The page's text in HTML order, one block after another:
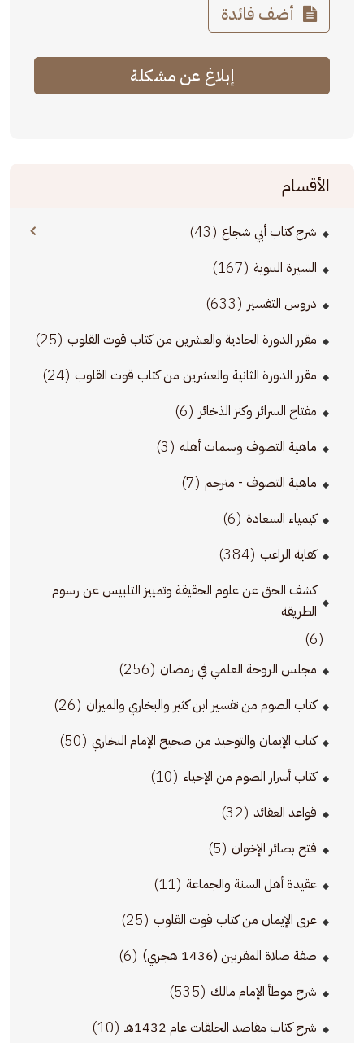
أضف فائدة
إبلاغ عن مشكلة
الأقسام
شرح كتاب أبي شجاع (43)
السيرة النبوية (167)
دروس التفسير (633)
مقرر الدورة الحادية والعشرين من كتاب قوت القلوب (25)
مقرر الدورة الثانية والعشرين من كتاب قوت القلوب (24)
مفتاح السرائر وكنز الذخائر (6)
ماهية التصوف وسمات أهله (3)
ماهية التصوف - مترجم (7)
كيمياء السعادة (6)
كفاية الراغب (384)
كشف الحق عن علوم الحقيقة وتمييز التلبيس عن رسوم
الطريقة
(6)
مجلس الروحة العلمي في رمضان (256)
كتاب الصوم من تفسير ابن كثير والبخاري والميزان (26)
كتاب الإيمان والتوحيد من صحيح الإمام البخاري (50)
كتاب أسرار الصوم من الإحياء (10)
قواعد العقائد (32)
فتح بصائر الإخوان (5)
عقيدة أهل السنة والجماعة (11)
عرى الإيمان من كتاب قوت القلوب (25)
صفة صلاة المقربين (1436 هجري) (6)
شرح موطأ الإمام مالك (535)
شرح كتاب مقاصد الحلقات عام 1432هـ (10)